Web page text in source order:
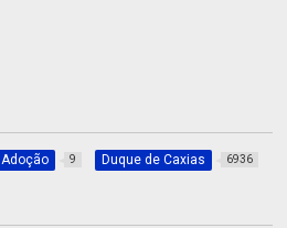
Adoção 9 Duque de Caxias 6936